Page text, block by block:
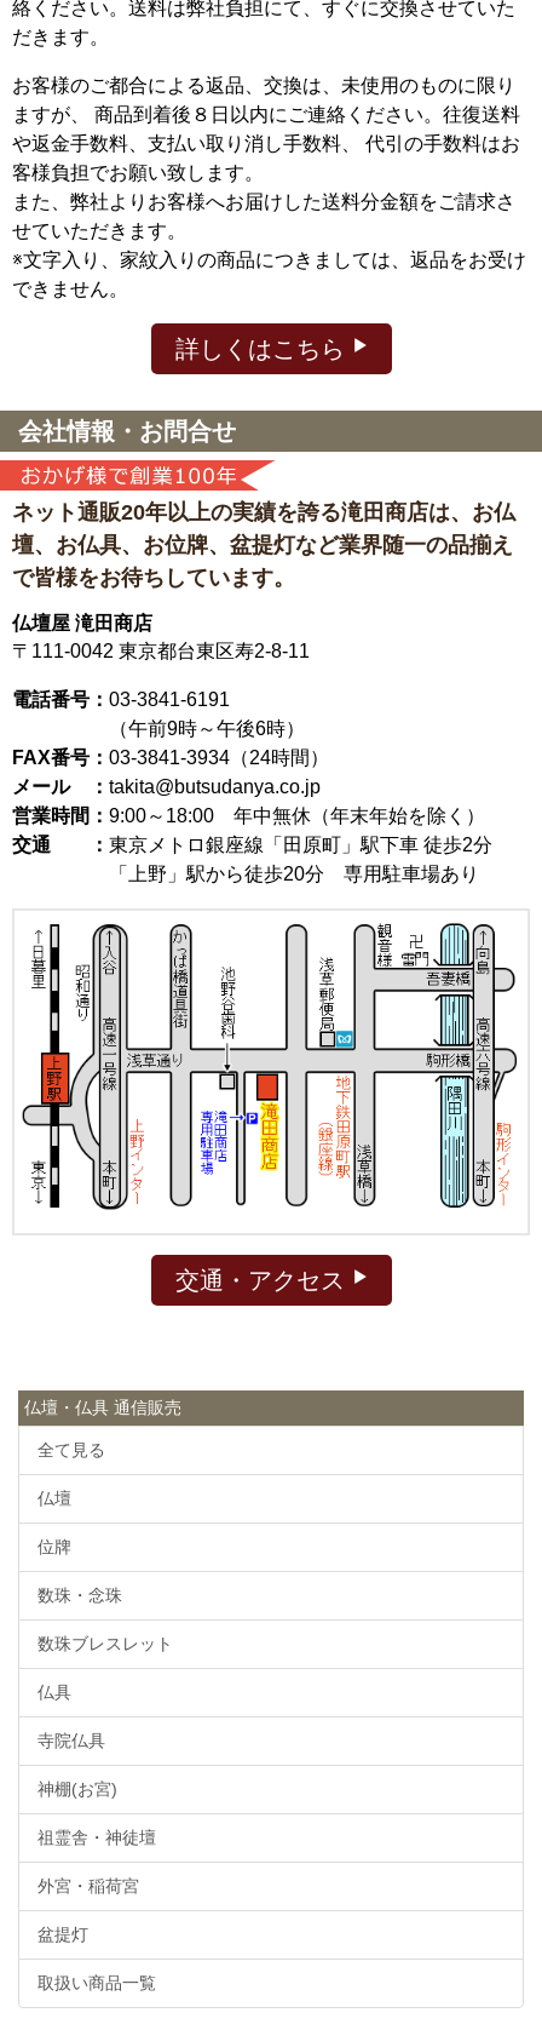
絡ください。送料は弊社負担にて、すぐに交換させていた
だきます。
お客様のご都合による返品、交換は、未使用のものに限り
ますが、
商品到着後８日以内にご連絡ください。往復送料
や返金手数料、支払い取り消し手数料、 代引の手数料はお
客様負担でお願い致します。
また、弊社よりお客様へお届けした送料分金額をご請求さ
せていただきます。
※文字入り、家紋入りの商品につきましては、返品をお受け
できません。
詳しくはこちら
会社情報・お問合せ
ネット通販20年以上の実績を誇る滝田商店は、 お仏
壇、お仏具、お位牌、盆提灯など業界随一の品揃え
で皆様をお待ちしています。
仏壇屋 滝田商店
〒111-0042 東京都台東区寿2-8-11
電話番号： 03-3841-6191
（午前9時～午後6時）
FAX番号： 03-3841-3934（24時間）
メール ： takita@butsudanya.co.jp
営業時間： 9:00～18:00 年中無休（年末年始を除く）
交通 ： 東京メトロ銀座線「田原町」駅下車 徒歩2分
「上野」駅から徒歩20分 専用駐車場あり
交通・アクセス
仏壇・仏具 通信販売
全て見る
仏壇
位牌
数珠・念珠
数珠ブレスレット
仏具
寺院仏具
神棚(お宮)
祖霊舎・神徒壇
外宮・稲荷宮
盆提灯
取扱い商品一覧